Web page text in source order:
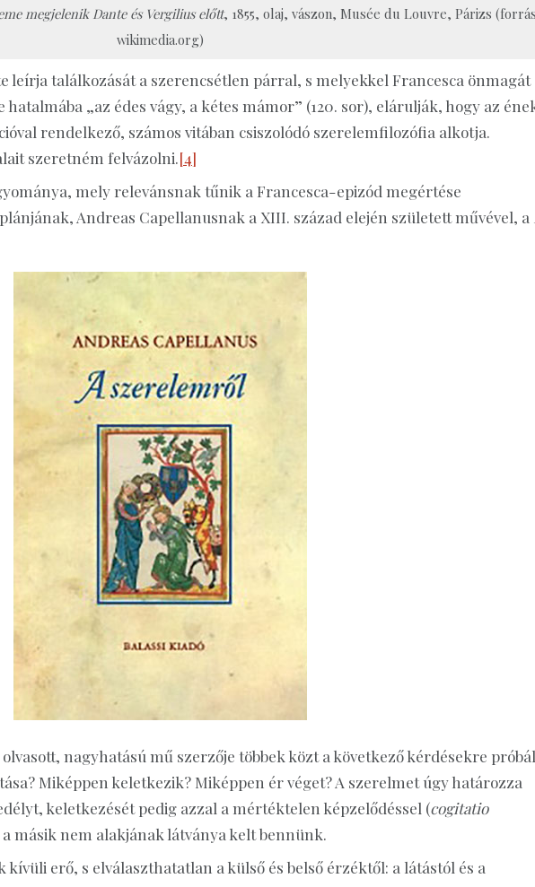
megjelenik Dante és Vergilius előtt, 1855, olaj, vászon, Musée du Louvre, Párizs
wikimedia.org)
leírja találkozását a szerencsétlen párral, s melyekkel Francesca önmagát
„az édes vágy, a kétes mámor” (120. sor), elárulják, hogy az
rendelkező, számos vitában csiszolódó szerelemfilozófia alkotja.
szeretném felvázolni.[4]
mely relevánsnak tűnik a Francesca-epizód megértése
Andreas Capellanusnak a XIII. század elején született művével, a
nagyhatású mű szerzője többek közt a következő kérdésekre próbál
Miképpen keletkezik? Miképpen ér véget? A szerelmet úgy határozza
keletkezését pedig azzal a mértéktelen képzelődéssel (cogitatio
másik nem alakjának látványa kelt bennünk.
kívüli erő, s elválaszthatatlan a külső és belső érzéktől: a látástól és a